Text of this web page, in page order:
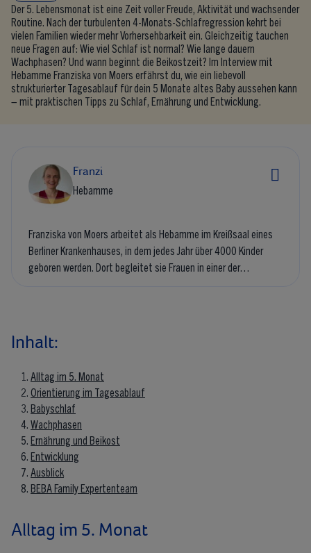
Der 5. Lebensmonat ist eine Zeit voller Freude, Aktivität und wachsender
Routine. Nach der turbulenten 4-Monats-Schlafregression kehrt bei
vielen Familien wieder mehr Vorhersehbarkeit ein. Gleichzeitig tauchen
neue Fragen auf: Wie viel Schlaf ist normal? Wie lange dauern
Wachphasen? Und wann beginnt die Beikostzeit? Im Interview mit
Hebamme Franziska von Moers erfährst du, wie ein liebevoll
strukturierter Tagesablauf für dein 5 Monate altes Baby aussehen kann
– mit praktischen Tipps zu Schlaf, Ernährung und Entwicklung.
Franzi
Hebamme
Franziska von Moers arbeitet als Hebamme im Kreißsaal eines
Berliner Krankenhauses, in dem jedes Jahr über 4000 Kinder
geboren werden. Dort begleitet sie Frauen in einer der
Rückbildungskurse.
Inhalt:
Alltag im 5. Monat
Orientierung im Tagesablauf
Babyschlaf
Wachphasen
Ernährung und Beikost
Entwicklung
Ausblick
BEBA Family Expertenteam
Alltag im 5. Monat